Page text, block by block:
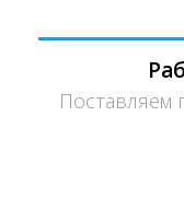
Поставляем